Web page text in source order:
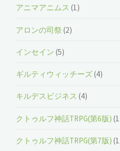
アニマアニムス (1)
アロンの司祭 (2)
インセイン (5)
ギルティウィッチーズ(4)
キルデスビジネス (4)
クトゥルフ神話TRPG(第6版)
クトゥルフ神話TRPG(第7版)